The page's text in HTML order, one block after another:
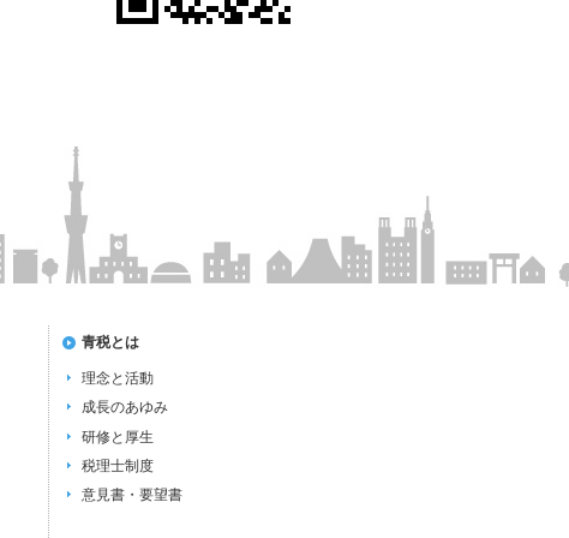
青税とは
理念と活動
成長のあゆみ
研修と厚生
税理士制度
意見書・要望書